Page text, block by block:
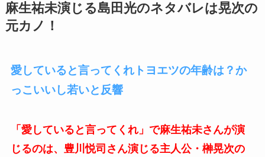
麻生祐未演じる島田光のネタバレは晃次の
元カノ！
愛していると言ってくれトヨエツの年齢は？か
っこいいし若いと反響
「愛していると言ってくれ」で麻生祐未さんが演
じるのは、豊川悦司さん演じる主人公・榊晃次の